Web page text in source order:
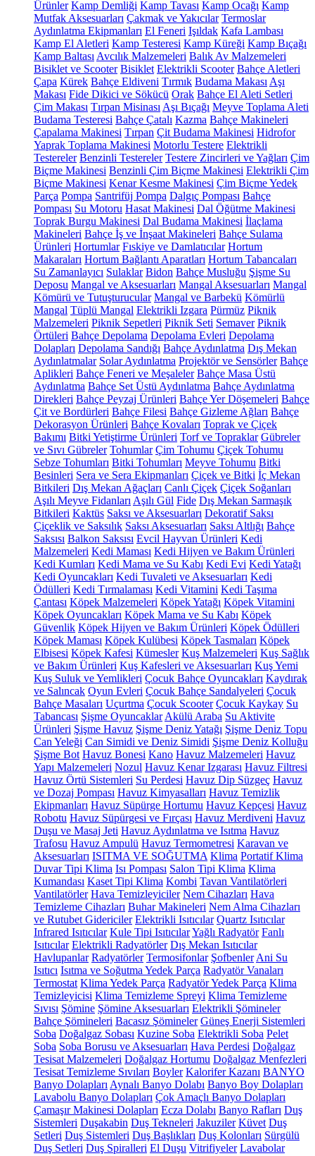
Ürünler Kamp Demliği Kamp Tavası Kamp Ocağı Kamp
Mutfak Aksesuarları Çakmak ve Yakıcılar Termoslar
Aydınlatma Ekipmanları El Feneri Işıldak Kafa Lambası
Kamp El Aletleri Kamp Testeresi Kamp Küreği Kamp Bıçağı
Kamp Baltası Avcılık Malzemeleri Balık Av Malzemeleri
Bisiklet ve Scooter Bisiklet Elektrikli Scooter Bahçe Aletleri
Çapa Kürek Bahçe Eldiveni Tırmık Budama Makası Aşı
Makası Fide Dikici ve Sökücü Orak Bahçe El Aleti Setleri
Çim Makası Tırpan Misinası Aşı Bıçağı Meyve Toplama Aleti
Budama Testeresi Bahçe Çatalı Kazma Bahçe Makineleri
Çapalama Makinesi Tırpan Çit Budama Makinesi Hidrofor
Yaprak Toplama Makinesi Motorlu Testere Elektrikli
Testereler Benzinli Testereler Testere Zincirleri ve Yağları Çim
Biçme Makinesi Benzinli Çim Biçme Makinesi Elektrikli Çim
Biçme Makinesi Kenar Kesme Makinesi Çim Biçme Yedek
Parça Pompa Santrifüj Pompa Dalgıç Pompası Bahçe
Pompası Su Motoru Hasat Makinesi Dal Öğütme Makinesi
Toprak Burgu Makinesi Dal Budama Makinesi İlaçlama
Makineleri Bahçe İş ve İnşaat Makineleri Bahçe Sulama
Ürünleri Hortumlar Fıskiye ve Damlatıcılar Hortum
Makaraları Hortum Bağlantı Aparatları Hortum Tabancaları
Su Zamanlayıcı Sulaklar Bidon Bahçe Musluğu Şişme Su
Deposu Mangal ve Aksesuarları Mangal Aksesuarları Mangal
Kömürü ve Tutuşturucular Mangal ve Barbekü Kömürlü
Mangal Tüplü Mangal Elektrikli Izgara Pürmüz Piknik
Malzemeleri Piknik Sepetleri Piknik Seti Semaver Piknik
Örtüleri Bahçe Depolama Depolama Evleri Depolama
Dolapları Depolama Sandığı Bahçe Aydınlatma Dış Mekan
Aydınlatmalar Solar Aydınlatma Projektör ve Sensörler Bahçe
Aplikleri Bahçe Feneri ve Meşaleler Bahçe Masa Üstü
Aydınlatma Bahçe Set Üstü Aydınlatma Bahçe Aydınlatma
Direkleri Bahçe Peyzaj Ürünleri Bahçe Yer Döşemeleri Bahçe
Çit ve Bordürleri Bahçe Filesi Bahçe Gizleme Ağları Bahçe
Dekorasyon Ürünleri Bahçe Kovaları Toprak ve Çiçek
Bakımı Bitki Yetiştirme Ürünleri Torf ve Topraklar Gübreler
ve Sıvı Gübreler Tohumlar Çim Tohumu Çiçek Tohumu
Sebze Tohumları Bitki Tohumları Meyve Tohumu Bitki
Besinleri Sera ve Sera Ekipmanları Çiçek ve Bitki İç Mekan
Bitkileri Dış Mekan Ağaçları Canlı Çiçek Çiçek Soğanları
Aşılı Meyve Fidanları Aşılı Gül Fide Dış Mekan Sarmaşık
Bitkileri Kaktüs Saksı ve Aksesuarları Dekoratif Saksı
Çiçeklik ve Saksılık Saksı Aksesuarları Saksı Altlığı Bahçe
Saksısı Balkon Saksısı Evcil Hayvan Ürünleri Kedi
Malzemeleri Kedi Maması Kedi Hijyen ve Bakım Ürünleri
Kedi Kumları Kedi Mama ve Su Kabı Kedi Evi Kedi Yatağı
Kedi Oyuncakları Kedi Tuvaleti ve Aksesuarları Kedi
Ödülleri Kedi Tırmalaması Kedi Vitamini Kedi Taşıma
Çantası Köpek Malzemeleri Köpek Yatağı Köpek Vitamini
Köpek Oyuncakları Köpek Mama ve Su Kabı Köpek
Güvenlik Köpek Hijyen ve Bakım Ürünleri Köpek Ödülleri
Köpek Maması Köpek Kulübesi Köpek Tasmaları Köpek
Elbisesi Köpek Kafesi Kümesler Kuş Malzemeleri Kuş Sağlık
ve Bakım Ürünleri Kuş Kafesleri ve Aksesuarları Kuş Yemi
Kuş Suluk ve Yemlikleri Çocuk Bahçe Oyuncakları Kaydırak
ve Salıncak Oyun Evleri Çocuk Bahçe Sandalyeleri Çocuk
Bahçe Masaları Uçurtma Çocuk Scooter Çocuk Kaykay Su
Tabancası Şişme Oyuncaklar Akülü Araba Su Aktivite
Ürünleri Şişme Havuz Şişme Deniz Yatağı Şişme Deniz Topu
Can Yeleği Can Simidi ve Deniz Simidi Şişme Deniz Kolluğu
Şişme Bot Havuz Bonesi Kano Havuz Malzemeleri Havuz
Yapı Malzemeleri Nozul Havuz Kenar Izgarası Havuz Filtresi
Havuz Örtü Sistemleri Su Perdesi Havuz Dip Süzgeç Havuz
ve Dozaj Pompası Havuz Kimyasalları Havuz Temizlik
Ekipmanları Havuz Süpürge Hortumu Havuz Kepçesi Havuz
Robotu Havuz Süpürgesi ve Fırçası Havuz Merdiveni Havuz
Duşu ve Masaj Jeti Havuz Aydınlatma ve Isıtma Havuz
Trafosu Havuz Ampulü Havuz Termometresi Karavan ve
Aksesuarları ISITMA VE SOĞUTMA Klima Portatif Klima
Duvar Tipi Klima Isı Pompası Salon Tipi Klima Klima
Kumandası Kaset Tipi Klima Kombi Tavan Vantilatörleri
Vantilatörler Hava Temizleyiciler Nem Cihazları Hava
Temizleme Cihazları Buhar Makineleri Nem Alma Cihazları
ve Rutubet Gidericiler Elektrikli Isıtıcılar Quartz Isıtıcılar
Infrared Isıtıcılar Kule Tipi IsıtıcılarYağlı Radyatör Fanlı
Isıtıcılar Elektrikli Radyatörler Dış Mekan Isıtıcılar
Havlupanlar Radyatörler Termosifonlar Şofbenler Ani Su
Isıtıcı Isıtma ve Soğutma Yedek Parça Radyatör Vanaları
Termostat Klima Yedek Parça Radyatör Yedek Parça Klima
Temizleyicisi Klima Temizleme Spreyi Klima Temizleme
Sıvısı Şömine Şömine Aksesuarları Elektrikli Şömineler
Bahçe Şömineleri Bacasız Şömineler Güneş Enerji Sistemleri
Soba Doğalgaz Sobası Kuzine Soba Elektrikli Soba Pelet
Soba Soba Borusu ve Aksesuarları Hava Perdesi Doğalgaz
Tesisat Malzemeleri Doğalgaz Hortumu Doğalgaz Menfezleri
Tesisat Temizleme Sıvıları Boyler Kalorifer Kazanı BANYO
Banyo Dolapları Aynalı Banyo Dolabı Banyo Boy Dolapları
Lavabolu Banyo Dolapları Çok Amaçlı Banyo Dolapları
Çamaşır Makinesi Dolapları Ecza Dolabı Banyo Rafları Duş
Sistemleri Duşakabin Duş Tekneleri Jakuziler Küvet Duş
Setleri Duş Sistemleri Duş Başlıkları Duş Kolonları Sürgülü
Duş Setleri Duş Spiralleri El Duşu Vitrifiyeler Lavabolar